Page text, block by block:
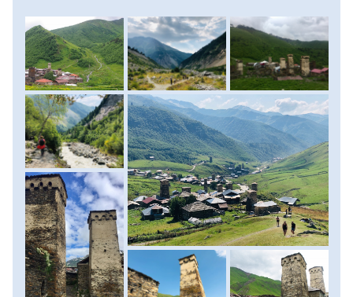
mellett, egyre ritkul a növényzet, majd megpillantjuk
célunkat, egy a folyóba beszakadó gleccsert. Eltúrázunk a
jégfolyó végéig, majd miután kigyönyörködtük magunkat a
látványban, visszaindulunk buszunkhoz. Ebédre
visszatérünk Mestiába. Délután lehetőség van fakultatív
program keretében bérelt dzsipekkel eljutni egészen
Ushguli faluig, mely Európa legmagasabban, 2100 méteren
fekvő, állandóan lakott települése. Már a faluig vezető út is
meseszép hegyoldalakon visz keresztül, de amikor
meglátjuk a falut a sok toronnyal, háttérben egy
gleccserrel, akkor elfeledjük mindazt a nehézséget, amivel
idáig jutottunk a földúton. A falu hangulata olyan, mintha
megállt volna az idő. Megnézhetjük a helyi néprajzi
múzeum XII. századi kincseit, melyeket ide rejtettek a
háborúk és szovjet megszállók elől. (Gyalogtúra
gleccserhez, szintkülönbség: 270 m fel, 270 m le, táv: 6 km
oda-vissza) Szállás: magánszállás, ellátás: reggeli, vacsora.